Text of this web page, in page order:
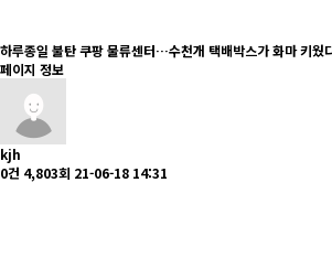
하루종일 불탄 쿠팡 물류센터…수천개 택배박스가 화마 키웠
페이지 정보
kjh
0건 4,803회 21-06-18 14:31